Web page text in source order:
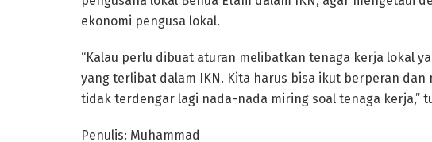
ekonomi pengusa lokal.
“Kalau perlu dibuat aturan melibatkan tenaga kerja lokal
yang terlibat dalam IKN. Kita harus bisa ikut berperan dan
tidak terdengar lagi nada-nada miring soal tenaga kerja,”
Penulis: Muhammad